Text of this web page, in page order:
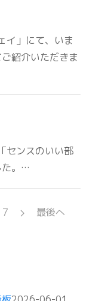
イ」にて、いま
紹介いただきま
センスのいい部
た。…
7 最後へ